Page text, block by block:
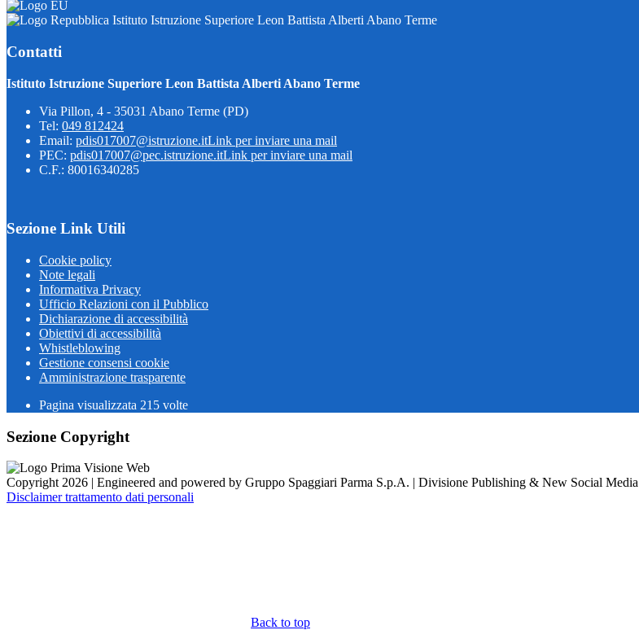
Istituto Istruzione Superiore Leon Battista Alberti Abano Terme
Contatti
Istituto Istruzione Superiore Leon Battista Alberti Abano Terme
Via Pillon, 4 - 35031 Abano Terme (PD)
Tel: 049 812424
Email: pdis017007@istruzione.itLink per inviare una mail
PEC: pdis017007@pec.istruzione.itLink per inviare una mail
C.F.: 80016340285
Sezione Link Utili
Cookie policy
Note legali
Informativa Privacy
Ufficio Relazioni con il Pubblico
Dichiarazione di accessibilità
Obiettivi di accessibilità
Whistleblowing
Gestione consensi cookie
Amministrazione trasparente
Pagina visualizzata 215 volte
Sezione Copyright
Copyright 2026 | Engineered and powered by Gruppo Spaggiari Parma S.p.A. | Divisione Publishing & New Social Media
Disclaimer trattamento dati personali
Back to top